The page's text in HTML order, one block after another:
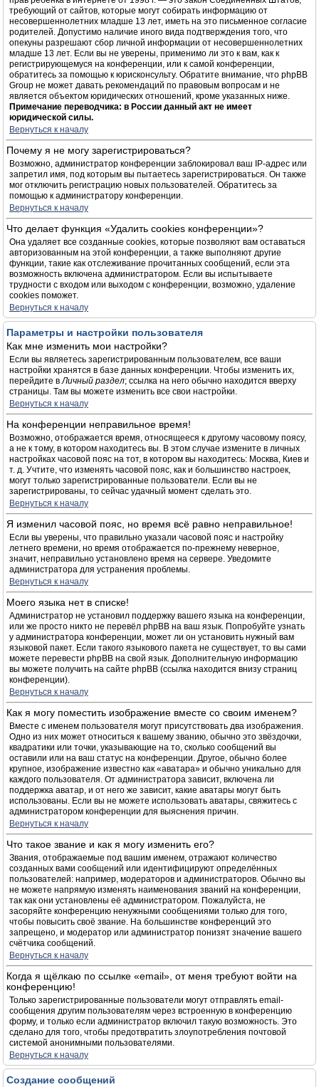
требующий от сайтов, которые могут собирать информацию от
несовершеннолетних младше 13 лет, иметь на это письменное согласие
родителей. Допустимо наличие иного вида подтверждения того, что
опекуны разрешают сбор личной информации от несовершеннолетних
младше 13 лет. Если вы не уверены, применимо ли это к вам, как к
регистрирующемуся на конференции, или к самой конференции,
обратитесь за помощью к юрисконсульту. Обратите внимание, что phpBB
Group не может давать рекомендаций по правовым вопросам и не
является объектом юридических отношений, кроме указанных ниже.
Примечание переводчика: в России данный акт не имеет
юридической силы.
Вернуться к началу
Почему я не могу зарегистрироваться?
Возможно, администратор конференции заблокировал ваш IP-адрес или
запретил имя, под которым вы пытаетесь зарегистрироваться. Он также
мог отключить регистрацию новых пользователей. Обратитесь за
помощью к администратору конференции.
Вернуться к началу
Что делает функция «Удалить cookies конференции»?
Она удаляет все созданные cookies, которые позволяют вам оставаться
авторизованным на этой конференции, а также выполняют другие
функции, такие как отслеживание прочитанных сообщений, если эта
возможность включена администратором. Если вы испытываете
трудности с входом или выходом с конференции, возможно, удаление
cookies поможет.
Вернуться к началу
Параметры и настройки пользователя
Как мне изменить мои настройки?
Если вы являетесь зарегистрированным пользователем, все ваши
настройки хранятся в базе данных конференции. Чтобы изменить их,
перейдите вЛичный раздел; ссылка на него обычно находится вверху
страницы. Там вы можете изменить все свои настройки.
Вернуться к началу
На конференции неправильное время!
Возможно, отображается время, относящееся к другому часовому поясу,
а не к тому, в котором находитесь вы. В этом случае измените в личных
настройках часовой пояс на тот, в котором вы находитесь: Москва, Киев и
т. д. Учтите, что изменять часовой пояс, как и большинство настроек,
могут только зарегистрированные пользователи. Если вы не
зарегистрированы, то сейчас удачный момент сделать это.
Вернуться к началу
Я изменил часовой пояс, но время всё равно неправильное!
Если вы уверены, что правильно указали часовой пояс и настройку
летнего времени, но время отображается по-прежнему неверное,
значит, неправильно установлено время на сервере. Уведомите
администратора для устранения проблемы.
Вернуться к началу
Моего языка нет в списке!
Администратор не установил поддержку вашего языка на конференции,
или же просто никто не перевёл phpBB на ваш язык. Попробуйте узнать
у администратора конференции, может ли он установить нужный вам
языковой пакет. Если такого языкового пакета не существует, то вы сами
можете перевести phpBB на свой язык. Дополнительную информацию
вы можете получить на сайте phpBB (ссылка находится внизу страниц
конференции).
Вернуться к началу
Как я могу поместить изображение вместе со своим именем?
Вместе с именем пользователя могут присутствовать два изображения.
Одно из них может относиться к вашему званию, обычно это звёздочки,
квадратики или точки, указывающие на то, сколько сообщений вы
оставили или на ваш статус на конференции. Другое, обычно более
крупное, изображение известно как «аватара» и обычно уникально для
каждого пользователя. От администратора зависит, включена ли
поддержка аватар, и от него же зависит, какие аватары могут быть
использованы. Если вы не можете использовать аватары, свяжитесь с
администратором конференции для выяснения причин.
Вернуться к началу
Что такое звание и как я могу изменить его?
Звания, отображаемые под вашим именем, отражают количество
созданных вами сообщений или идентифицируют определённых
пользователей: например, модераторов и администраторов. Обычно вы
не можете напрямую изменять наименования званий на конференции,
так как они установлены её администратором. Пожалуйста, не
засоряйте конференцию ненужными сообщениями только для того,
чтобы повысить своё звание. На большинстве конференций это
запрещено, и модератор или администратор понизят значение вашего
счётчика сообщений.
Вернуться к началу
Когда я щёлкаю по ссылке «email», от меня требуют войти на
конференцию!
Только зарегистрированные пользователи могут отправлять email-
сообщения другим пользователям через встроенную в конференцию
форму, и только если администратор включил такую возможность. Это
сделано для того, чтобы предотвратить злоупотребления почтовой
системой анонимными пользователями.
Вернуться к началу
Создание сообщений